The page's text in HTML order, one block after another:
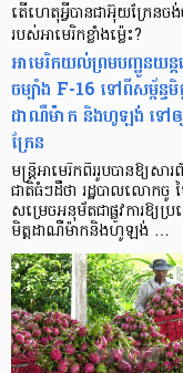
តើហេតុអ្វីបានជាអ៊ុយក្រែនច
របស់អាមេរិកខ្លាំងម្ល៉េះ?
អាមេរិកយល់ព្រមបញ្ជូនយន្
ចម្បាំង F-16 ទៅពីសម្ព័ន្ធមិ
ដាណឺម៉ាក និងហូឡង់ ទៅ
ក្រែន
មន្ត្រីអាមេរិកពីររូបបានឱ្យសារ
ជាតិធំៗដឹថា រដ្ឋបាលលោកចូ
សម្រេចអនុម័តជាផ្លូវការឱ្យប្រ
មិត្តដាណឺម៉ាកនិងហូឡង់ …